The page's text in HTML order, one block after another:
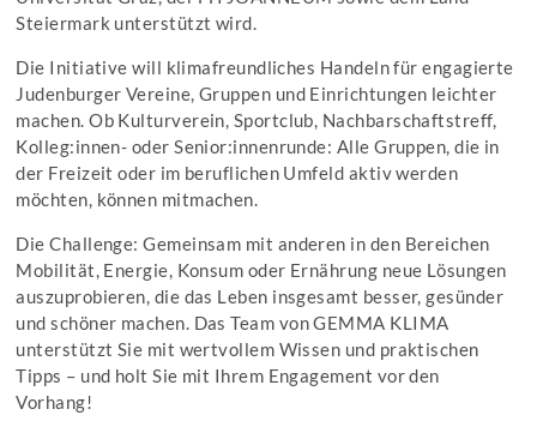
Steiermark unterstützt wird.
Die Initiative will klimafreundliches Handeln für engagierte
Judenburger Vereine, Gruppen und Einrichtungen leichter
machen. Ob Kulturverein, Sportclub, Nachbarschaftstreff,
Kolleg:innen- oder Senior:innenrunde: Alle Gruppen, die in
der Freizeit oder im beruflichen Umfeld aktiv werden
möchten, können mitmachen.
Die Challenge: Gemeinsam mit anderen in den Bereichen
Mobilität, Energie, Konsum oder Ernährung neue Lösungen
auszuprobieren, die das Leben insgesamt besser, gesünder
und schöner machen. Das Team von GEMMA KLIMA
unterstützt Sie mit wertvollem Wissen und praktischen
Tipps – und holt Sie mit Ihrem Engagement vor den
Vorhang!